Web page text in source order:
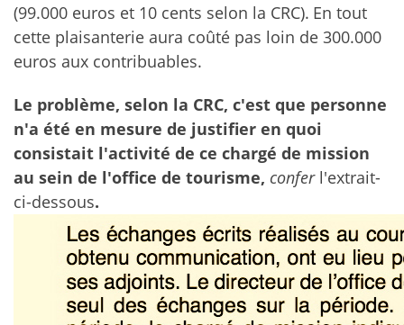
(99.000 euros et 10 cents selon la CRC). En tout
cette plaisanterie aura coûté pas loin de 300.000
euros aux contribuables.
Le problème, selon la CRC, c'est que personne
n'a été en mesure de justifier en quoi
consistait l'activité de ce chargé de mission
au sein de l'office de tourisme, conferl'extrait-
ci-dessous.